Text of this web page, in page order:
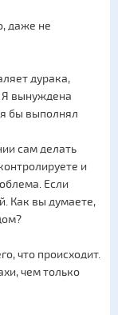
даже не
дурака,
Я вынуждена
бы выполнял
сам делать
и
Если
Как вы думаете,
что происходит.
чем только